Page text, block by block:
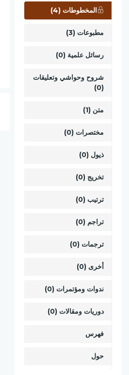
المخطوطات (4)
مطبوعات (3)
رسائل علمية (0)
شروح وحواشي وتعليقات
(0)
متن (1)
مختصرات (0)
ذيول (0)
تخريج (0)
ترتيب (0)
تراجم (0)
ترجمات (0)
أخرى (0)
ندوات ومؤتمرات (0)
دوريات ومقالات (0)
فهرس
حول